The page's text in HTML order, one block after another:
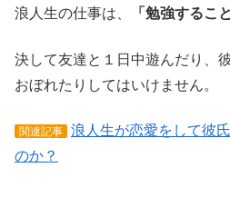
浪人生の仕事は、 「勉強すること
決して友達と１日中遊んだり、
おぼれたりしてはいけません。
関連記事
浪人生が恋愛をして彼
のか？